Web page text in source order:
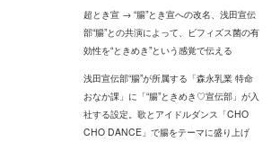
超とき宣 → “腸”とき宣への改名、浅田宣伝
部“腸”との共演によって、ビフィズス菌の有
効性を“ときめき”という感覚で伝える
浅田宣伝部“腸”が所属する「森永乳業 特命
おなか課」に「“腸”ときめき♡宣伝部」が入
社する設定。歌とアイドルダンス「CHO
CHO DANCE」で腸をテーマに盛り上げ